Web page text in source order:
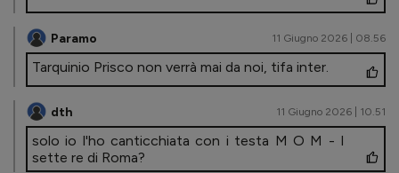
Paramo 11 Giugno 2026 | 08.56
Tarquinio Prisco non verrà mai da noi, tifa inter.
dth 11 Giugno 2026 | 10.51
solo io l'ho canticchiata con i testa M O M - I
sette re di Roma?